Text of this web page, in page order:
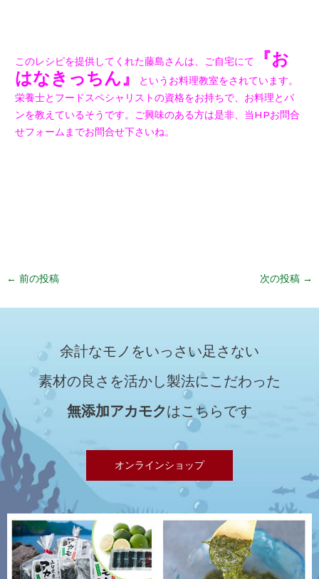
このレシピを提供してくれた藤島さんは、ご自宅にて
『お
はなきっちん』
というお料理教室をされています。
栄養士とフードスペシャリストの資格をお持ちで、お料理とパ
ンを教えているそうです。ご興味のある方は是非、当HPお問合
せフォームまでお問合せ下さいね。
← 前の投稿 次の投稿 →
余計なモノをいっさい足さない
素材の良さを活かし製法にこだわった
無添加アカモクはこちらです
オンラインショップ